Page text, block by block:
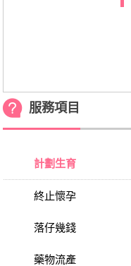
服務項目
計劃生育
終止懷孕
落仔幾錢
藥物流產